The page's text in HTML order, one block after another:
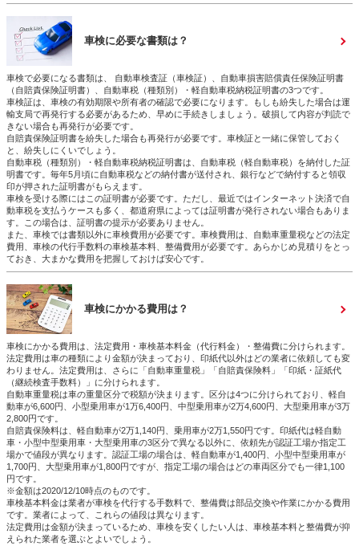
車検に必要な書類は？
車検で必要になる書類は、 自動車検査証（車検証）、自動車損害賠償責任保険証明書
（自賠責保険証明書）、自動車税（種類別）・軽自動車税納税証明書の3つです。
車検証は、車検の有効期限や所有者の確認で必要になります。もしも紛失した場合は運
輸支局で再発行する必要があるため、早めに手続きしましょう。破損して内容が判読で
きない場合も再発行が必要です。
自賠責保険証明書を紛失した場合も再発行が必要です。車検証と一緒に保管しておく
と、紛失しにくいでしょう。
自動車税（種類別）・軽自動車税納税証明書は、自動車税（軽自動車税）を納付した証
明書です。毎年5月頃に自動車税などの納付書が送付され、銀行などで納付すると領収
印が押された証明書がもらえます。
車検を受ける際にはこの証明書が必要です。ただし、最近ではインターネット決済で自
動車税を支払うケースも多く、都道府県によっては証明書が発行されない場合もありま
す。この場合は、証明書の提示が必要ありません。
また、車検では書類以外に車検費用が必要です。車検費用は、自動車重量税などの法定
費用、車検の代行手数料の車検基本料、整備費用が必要です。あらかじめ見積りをとっ
ておき、大まかな費用を把握しておけば安心です。
車検にかかる費用は？
車検にかかる費用は、法定費用・車検基本料金（代行料金）・整備費に分けられます。
法定費用は車の種類により金額が決まっており、印紙代以外はどの業者に依頼しても変
わりません。法定費用は、さらに「自動車重量税」「自賠責保険料」「印紙・証紙代
（継続検査手数料）」に分けられます。
自動車重量税は車の重量区分で税額が決まります。区分は4つに分けられており、軽自
動車が6,600円、小型乗用車が1万6,400円、中型乗用車が2万4,600円、大型乗用車が3万
2,800円です。
自賠責保険料は、軽自動車が2万1,140円、乗用車が2万1,550円です。印紙代は軽自動
車・小型中型乗用車・大型乗用車の3区分で異なる以外に、依頼先が認証工場か指定工
場かで値段が異なります。認証工場の場合は、軽自動車が1,400円、小型中型乗用車が
1,700円、大型乗用車が1,800円ですが、指定工場の場合はどの車両区分でも一律1,100
円です。
※金額は2020/12/10時点のものです。
車検基本料金は業者が車検を代行する手数料で、整備費は部品交換や作業にかかる費用
です。業者によって、これらの値段は異なります。
法定費用は金額が決まっているため、車検を安くしたい人は、車検基本料と整備費が抑
えられた業者を選ぶとよいでしょう。